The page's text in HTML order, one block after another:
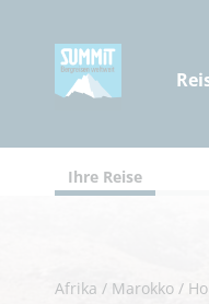
Ihre Reise
Afrika / Marokko /